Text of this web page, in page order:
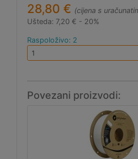
28,80 € (cijena s
Ušteda: 7,20 € - 20%
Raspoloživo: 2
Povezani proizvodi: